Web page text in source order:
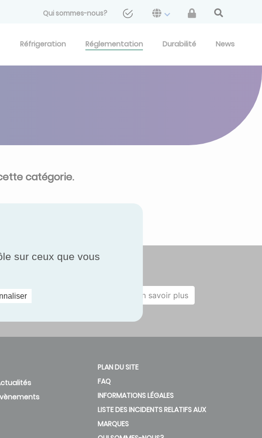
Qui sommes-nous?
Réfrigeration Réglementation Durabilité News
catégorie.
En savoir plus
PLAN DU SITE
FAQ
INFORMATIONS LÉGALES
LISTE DES INCIDENTS RELATIFS AUX
MARQUES
sur ceux que vous